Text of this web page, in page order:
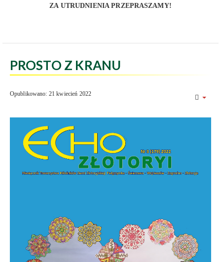
ZA UTRUDNIENIA PRZEPRASZAMY!
PROSTO Z KRANU
Opublikowano: 21 kwiecień 2022